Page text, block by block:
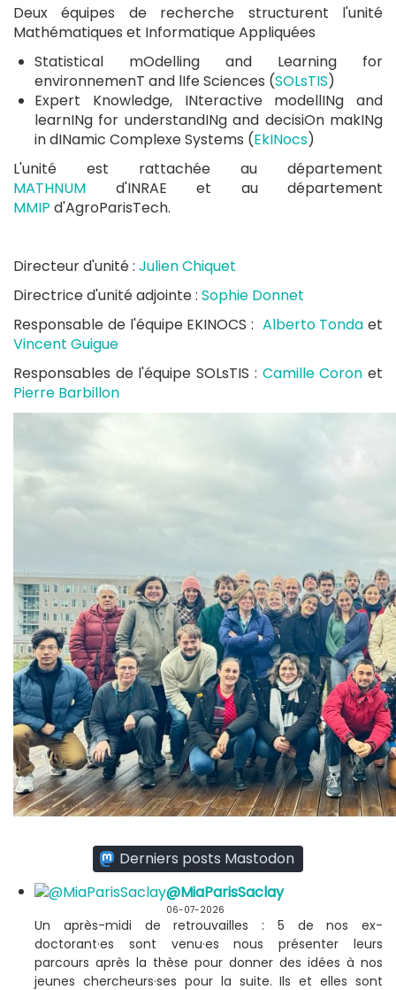
Deux équipes de recherche structurent l'unité
Mathématiques et Informatique Appliquées
Statistical mOdelling and Learning for
environnemenT and lIfe Sciences (SOLsTIS)
Expert Knowledge, INteractive modellINg and
learnINg for understandINg and decisiOn makINg
in dINamic Complexe Systems (EkINocs)
L'unité est rattachée au département
MATHNUM d'INRAE et au département
MMIP d'AgroParisTech.
Directeur d'unité : Julien Chiquet
Directrice d'unité adjointe : Sophie Donnet
Responsable de l'équipe EKINOCS : Alberto Tonda et
Vincent Guigue
Responsables de l'équipe SOLsTIS : Camille Coron et
Pierre Barbillon
Derniers posts Mastodon
@MiaParisSaclay
06-07-2026
Un après-midi de retrouvailles : 5 de nos ex-
doctorant·es sont venu·es nous présenter leurs
parcours après la thèse pour donner des idées à nos
jeunes chercheurs·ses pour la suite. Ils et elles sont